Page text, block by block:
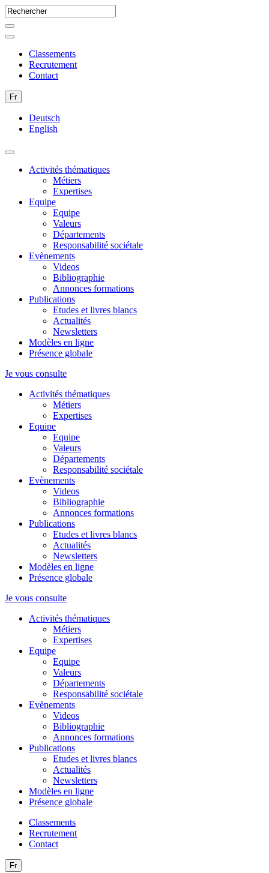
Classements
Recrutement
Contact
Fr
Deutsch
English
Activités thématiques
Métiers
Expertises
Equipe
Equipe
Valeurs
Départements
Responsabilité sociétale
Evènements
Videos
Bibliographie
Annonces formations
Publications
Etudes et livres blancs
Actualités
Newsletters
Modèles en ligne
Présence globale
Je vous consulte
Activités thématiques
Métiers
Expertises
Equipe
Equipe
Valeurs
Départements
Responsabilité sociétale
Evènements
Videos
Bibliographie
Annonces formations
Publications
Etudes et livres blancs
Actualités
Newsletters
Modèles en ligne
Présence globale
Je vous consulte
Activités thématiques
Métiers
Expertises
Equipe
Equipe
Valeurs
Départements
Responsabilité sociétale
Evènements
Videos
Bibliographie
Annonces formations
Publications
Etudes et livres blancs
Actualités
Newsletters
Modèles en ligne
Présence globale
Classements
Recrutement
Contact
Fr